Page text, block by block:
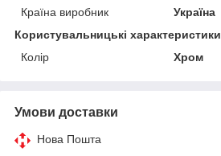
Країна виробник
Україна
Користувальницькі характеристики
Колір
Хром
Умови доставки
Нова Пошта